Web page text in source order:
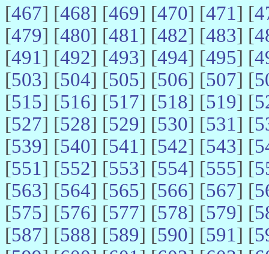
[467] [468] [469] [470] [471] [
[479] [480] [481] [482] [483] [
[491] [492] [493] [494] [495] [
[503] [504] [505] [506] [507] [
[515] [516] [517] [518] [519] [
[527] [528] [529] [530] [531] [
[539] [540] [541] [542] [543] [
[551] [552] [553] [554] [555] [
[563] [564] [565] [566] [567] [
[575] [576] [577] [578] [579] [
[587] [588] [589] [590] [591] [